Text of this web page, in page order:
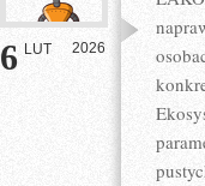
6 LUT 2026